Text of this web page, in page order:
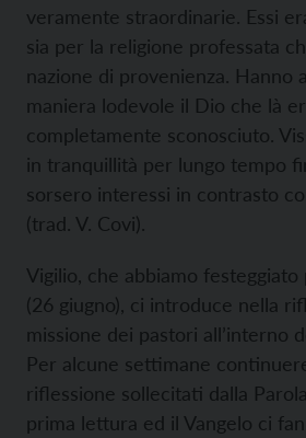
veramente straordinarie. Essi
sia per la religione professata
nazione di provenienza. Hanno
maniera lodevole il Dio che là
completamente sconosciuto.
in tranquillità per lungo tempo
sorsero interessi in contrasto
(trad. V. Covi).
Vigilio, che abbiamo festeggiato
(26 giugno), ci introduce nella
missione dei pastori all’interno
Per alcune settimane
riflessione sollecitati dalla
prima lettura ed il Vangelo ci